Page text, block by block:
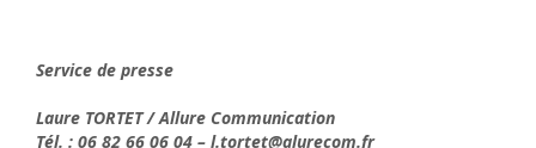
Service de presse
Laure TORTET / Allure Communication
Tél. : 06 82 66 06 04 – l.tortet@alurecom.fr